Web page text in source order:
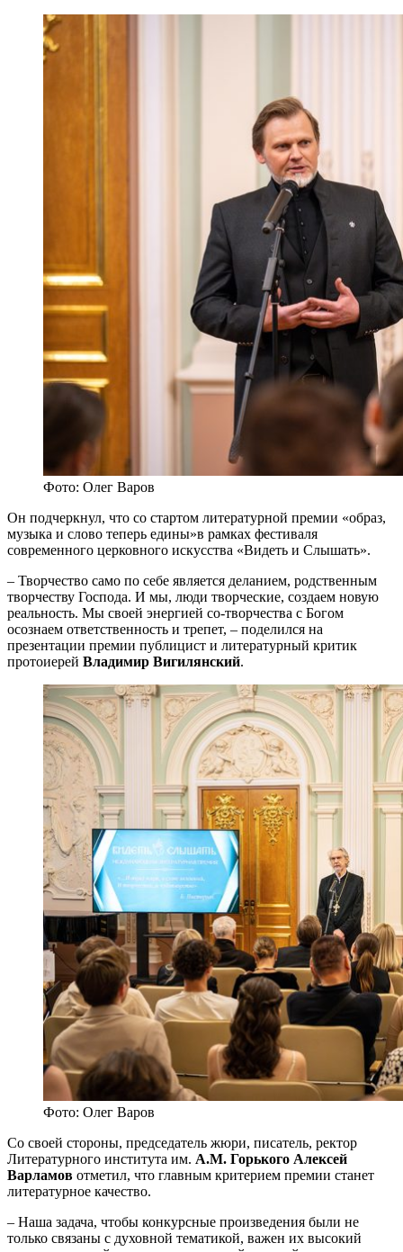
Фото: Олег Варов
Он подчеркнул, что со стартом литературной премии «образ,
музыка и слово теперь едины»в рамках фестиваля
современного церковного искусства «Видеть и Слышать».
– Творчество само по себе является деланием, родственным
творчеству Господа. И мы, люди творческие, создаем новую
реальность. Мы своей энергией со-творчества с Богом
осознаем ответственность и трепет, – поделился на
презентации премии публицист и литературный критик
протоиерей Владимир Вигилянский.
Фото: Олег Варов
Со своей стороны, председатель жюри, писатель, ректор
Литературного института им. А.М. Горького Алексей
Варламов отметил, что главным критерием премии станет
литературное качество.
– Наша задача, чтобы конкурсные произведения были не
только связаны с духовной тематикой, важен их высокий